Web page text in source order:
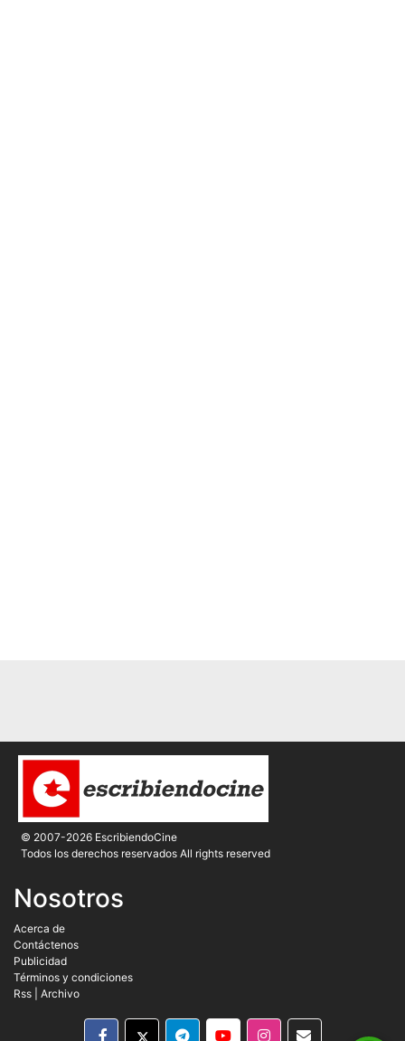
© 2007-2026 EscribiendoCine
Todos los derechos reservados All rights reserved
Nosotros
Acerca de
Contáctenos
Publicidad
Términos y condiciones
Rss
Archivo